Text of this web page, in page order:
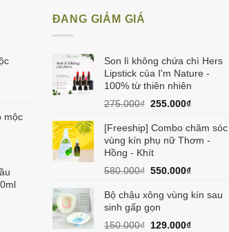
mộc
ĐANG GIẢM GIÁ
Son lì không chứa chì Hers
Lipstick của I'm Nature -
100% từ thiên nhiên
275.000₫ Giá
là:
275.000₫.
255.000₫Giá
tại
là:
[Freeship] Combo chăm sóc
vùng kín phụ nữ Thơm -
Hồng - Khít
580.000₫ Giá
là:
580.000₫.
550.000₫Giá
tại
550.000₫.
Bộ chậu xông vùng kín sau
sinh gấp gọn
150.000₫ Giá
129.000₫Giá